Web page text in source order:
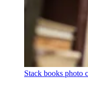
Stack books photo